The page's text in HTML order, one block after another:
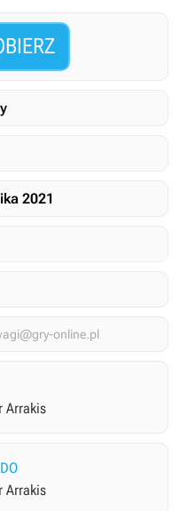
2021
online.pl
Arrakis
Arrakis